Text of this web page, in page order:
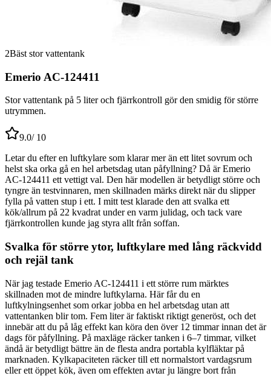
2Bäst stor vattentank
Emerio AC-124411
Stor vattentank på 5 liter och fjärrkontroll gör den smidig för större
utrymmen.
9.0/ 10
Letar du efter en luftkylare som klarar mer än ett litet sovrum och
helst ska orka gå en hel arbetsdag utan påfyllning? Då är Emerio
AC-124411 ett vettigt val. Den här modellen är betydligt större och
tyngre än testvinnaren, men skillnaden märks direkt när du slipper
fylla på vatten stup i ett. I mitt test klarade den att svalka ett
kök/allrum på 22 kvadrat under en varm julidag, och tack vare
fjärrkontrollen kunde jag styra allt från soffan.
Svalka för större ytor, luftkylare med lång räckvidd
och rejäl tank
När jag testade Emerio AC-124411 i ett större rum märktes
skillnaden mot de mindre luftkylarna. Här får du en
luftkylningsenhet som orkar jobba en hel arbetsdag utan att
vattentanken blir tom. Fem liter är faktiskt riktigt generöst, och det
innebär att du på låg effekt kan köra den över 12 timmar innan det är
dags för påfyllning. På maxläge räcker tanken i 6–7 timmar, vilket
ändå är betydligt bättre än de flesta andra portabla kylfläktar på
marknaden. Kylkapaciteten räcker till ett normalstort vardagsrum
eller ett öppet kök, även om effekten avtar ju längre bort från